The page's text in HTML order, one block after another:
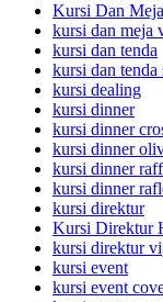
Kursi Dan
kursi dan meja
kursi dan tenda
kursi dan tenda
kursi dealing
kursi dinner
kursi dinner
kursi dinner
kursi dinner
kursi dinner
kursi direktur
Kursi Direktur
kursi direktur
kursi event
kursi event